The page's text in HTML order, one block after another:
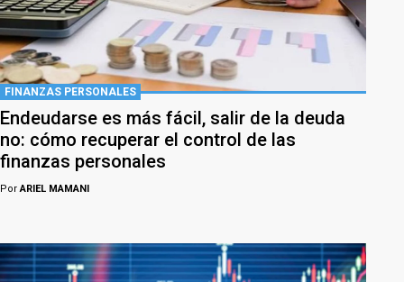
FINANZAS PERSONALES
Endeudarse es más fácil, salir de la deuda
no: cómo recuperar el control de las
finanzas personales
PorARIEL MAMANI